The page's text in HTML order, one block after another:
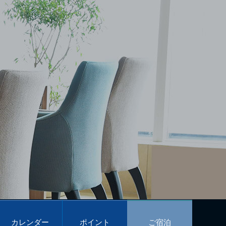
カレンダー ポイント ご宿泊
カレンダー
予約
Calendar
ポイント
プログラム
POINT PROGRAM